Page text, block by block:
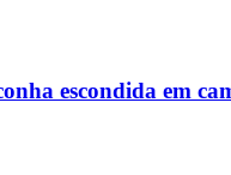
escondida em